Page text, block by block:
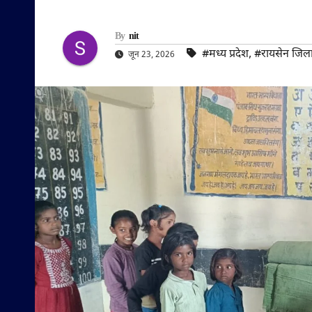
By nit
जून 23, 2026 #मध्य प्रदेश, #रायसेन